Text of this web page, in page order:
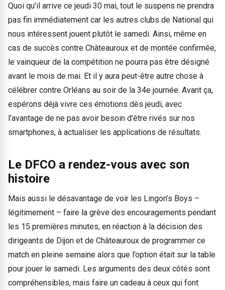
Quoi qu’il arrive ce jeudi 30 mai, tout le suspens ne prendra
pas fin immédiatement car les autres clubs de National qui
nous intéressent jouent plutôt le samedi. Ainsi, même en
cas de succès contre Châteauroux et de montée confirmée,
le vainqueur de la compétition ne pourra pas être désigné
avant le mois de mai. Et il y aura peut-être autre chose à
célébrer contre Orléans au soir de la 34e journée. Avant ça,
espérons déjà vivre ces émotions dès jeudi, avec
l’avantage de ne pas avoir besoin d’être rivés sur nos
smartphones, à actualiser les applications de résultats.
Le DFCO a rendez-vous avec son
histoire
Mais aussi le désavantage de voir les Lingon’s Boys –
légitimement – faire la grève des encouragements pendant
les 15 premières minutes, en réaction à la décision des
dirigeants de Dijon et de Châteauroux de programmer ce
match en pleine semaine alors que l’option était sur la table
pour jouer le samedi. Les arguments des deux côtés sont
compréhensibles, mais faire un cadeau à ceux qui font